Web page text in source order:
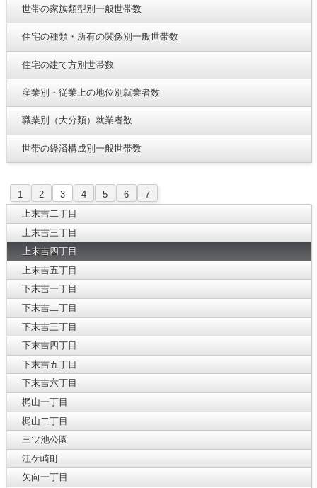
世帯の家族類型別一般世帯数
住宅の種類・所有の関係別一般世帯数
住宅の建て方別世帯数
産業別・従業上の地位別就業者数
職業別（大分類）就業者数
世帯の経済構成別一般世帯数
1 2 3 4 5 6
7
上末吉二丁目
上末吉三丁目
上末吉四丁目
上末吉五丁目
下末吉一丁目
下末吉二丁目
下末吉三丁目
下末吉四丁目
下末吉五丁目
下末吉六丁目
梶山一丁目
梶山二丁目
三ツ池公園
江ケ崎町
矢向一丁目